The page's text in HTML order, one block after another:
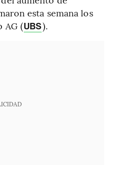
esta semana los
AG (UBS).